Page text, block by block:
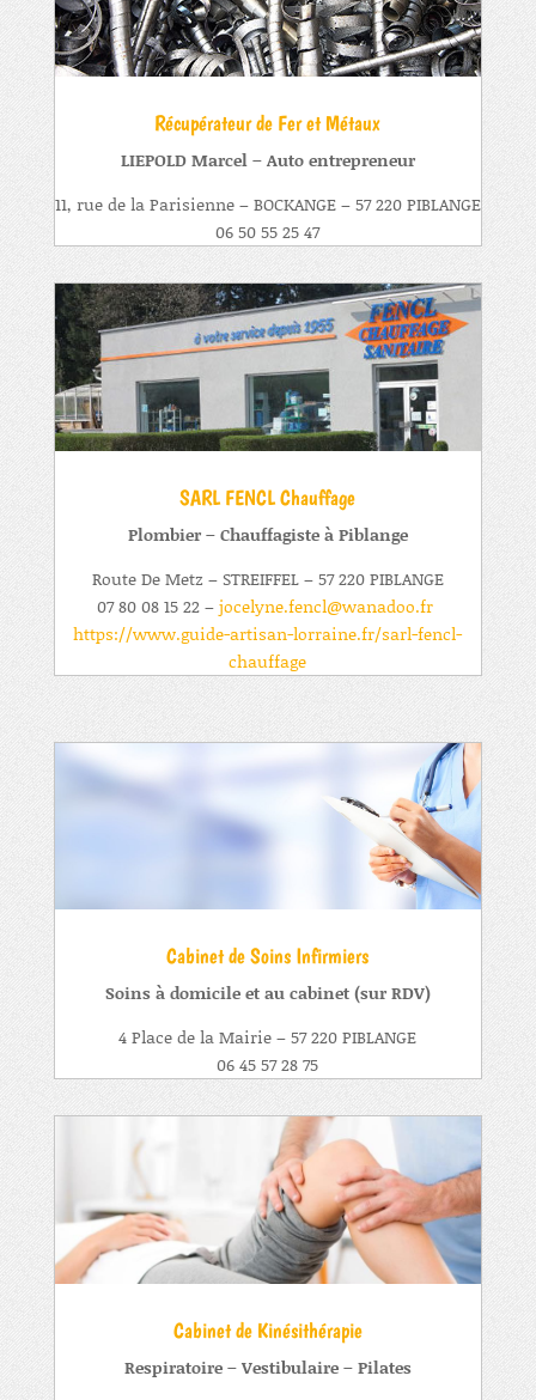
Récupérateur de Fer et Métaux
LIEPOLD Marcel – Auto entrepreneur
11, rue de la Parisienne – BOCKANGE – 57 220 PIBLANGE
06 50 55 25 47
SARL FENCL Chauffage
Plombier – Chauffagiste à Piblange
Route De Metz – STREIFFEL – 57 220 PIBLANGE
07 80 08 15 22 –jocelyne.fencl@wanadoo.fr
https://www.guide-artisan-lorraine.fr/sarl-fencl-
chauffage
Cabinet de Soins Infirmiers
Soins à domicile et au cabinet (sur RDV)
4 Place de la Mairie – 57 220 PIBLANGE
06 45 57 28 75
Cabinet de Kinésithérapie
Respiratoire – Vestibulaire – Pilates